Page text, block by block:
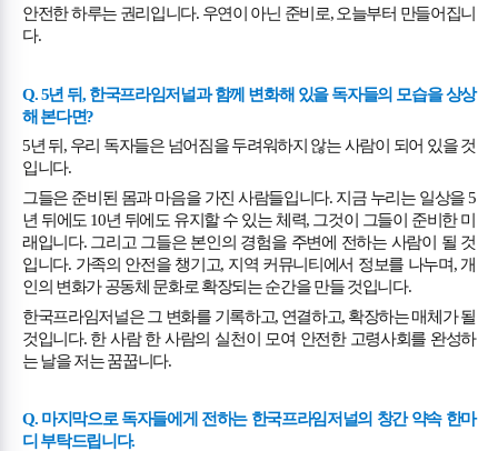
안전한 하루는 권리입니다. 우연이 아닌 준비로,오늘부터 만들어집니
다.
Q. 5년 뒤, 한국프라임저널과 함께 변화해 있을 독자들의 모습을 상상
해 본다면?
5년 뒤 , 우리 독자들은 넘어짐을 두려워하지 않는 사람이 되어 있을 것
입니다.
그들은 준비된 몸과 마음을 가진 사람들입니다. 지금 누리는 일상을5
년 뒤에도 10년 뒤에도 유지할 수 있는 체력, 그것이 그들이 준비한 미
래입니다. 그리고 그들은 본인의 경험을 주변에 전하는 사람이 될 것
입니다. 가족의 안전을 챙기고, 지역 커뮤니티에서 정보를 나누며, 개
인의 변화가 공동체 문화로 확장되는 순간을 만들 것입니다.
한국프라임저널은 그 변화를 기록하고, 연결하고, 확장하는 매체가 될
것입니다. 한 사람 한 사람의 실천이 모여 안전한 고령사회를 완성하
는 날을 저는 꿈꿉니다.
Q. 마지막으로 독자들에게 전하는 한국프라임저널의 창간 약속 한마
디 부탁드립니다.